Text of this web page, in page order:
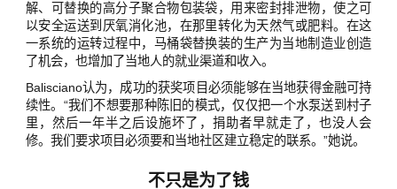
解、可替换的高分子聚合物包装袋，用来密封排泄物，使之可
以安全运送到厌氧消化池，在那里转化为天然气或肥料。在这
一系统的运转过程中，马桶袋替换装的生产为当地制造业创造
了机会，也增加了当地人的就业渠道和收入。
Balisciano认为，成功的获奖项目必须能够在当地获得金融可持
续性。“我们不想要那种陈旧的模式，仅仅把一个水泵送到村子
里，然后一年半之后设施坏了，捐助者早就走了，也没人会
修。我们要求项目必须要和当地社区建立稳定的联系。”她说。
不只是为了钱